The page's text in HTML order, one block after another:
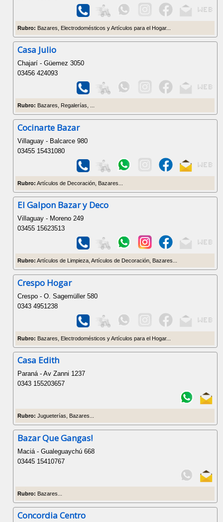
Rubro: Bazares, Electrodomésticos y Artículos para el Hogar...
Casa Julio
Chajarí - Güemez 3050
03456 424093
Rubro: Bazares, Regalerías, ...
Cocinarte Bazar
Villaguay - Balcarce 980
03455 15431080
Rubro: Artículos de Decoración, Bazares...
El Galpon Bazar y Deco
Villaguay - Moreno 249
03455 15623513
Rubro: Artículos de Limpieza, Artículos de Decoración, Bazares...
Crespo Hogar
Crespo - O. Sagemüller 580
0343 4951238
Rubro: Bazares, Electrodomésticos y Artículos para el Hogar...
Casa Edith
Paraná - Av Zanni 1237
0343 155203657
Rubro: Jugueterías, Bazares...
Bazar Que Gangas!
Maciá - Gualeguaychú 668
03445 15410767
Rubro: Bazares...
Concordia Centro